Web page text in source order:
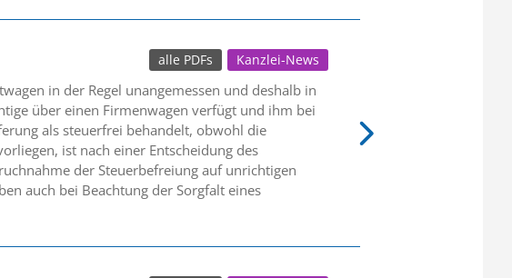
Kanzlei-News
alle PDFs
in der Regel unangemessen und deshalb in
über einen Firmenwagen verfügt und ihm bei
als steuerfrei behandelt, obwohl die
ist nach einer Entscheidung des
der Steuerbefreiung auf unrichtigen
auch bei Beachtung der Sorgfalt eines